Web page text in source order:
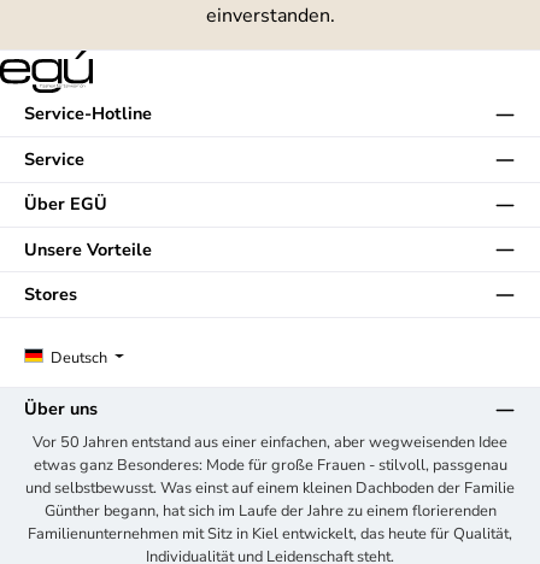
einverstanden.
Service-Hotline
Service
Über EGÜ
Unsere Vorteile
Deutsch
Stores
Über uns
Vor 50 Jahren entstand aus einer einfachen, aber wegweisenden Idee
etwas ganz Besonderes: Mode für große Frauen - stilvoll, passgenau
und selbstbewusst. Was einst auf einem kleinen Dachboden der Familie
Günther begann, hat sich im Laufe der Jahre zu einem florierenden
Familienunternehmen mit Sitz in Kiel entwickelt, das heute für Qualität,
Individualität und Leidenschaft steht.